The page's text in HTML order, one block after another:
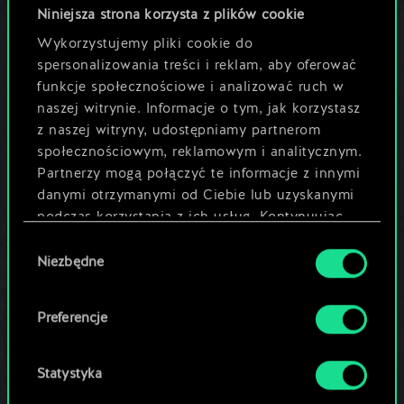
Niniejsza strona korzysta z plików cookie
Wykorzystujemy pliki cookie do
spersonalizowania treści i reklam, aby oferować
funkcje społecznościowe i analizować ruch w
naszej witrynie. Informacje o tym, jak korzystasz
z naszej witryny, udostępniamy partnerom
społecznościowym, reklamowym i analitycznym.
Partnerzy mogą połączyć te informacje z innymi
danymi otrzymanymi od Ciebie lub uzyskanymi
podczas korzystania z ich usług. Kontynuując
używanie plików cookie.
zgody
Niezbędne
Preferencje
Statystyka
komentarze (28) Udostępnij:
Pozostałe aktualności
Aktualizacja dotycząca
Windows 7, 8 i 8.1
komentarze (1)